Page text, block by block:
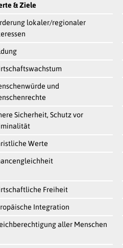
& Ziele
lokaler/regionaler
und
Sicherheit, Schutz vor
Werte
Freiheit
Integration
aller Menschen